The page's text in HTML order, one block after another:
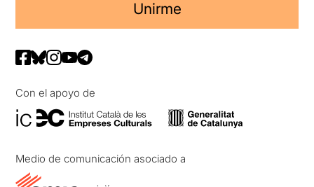
Unirme
Con el apoyo de
Medio de comunicación asociado a